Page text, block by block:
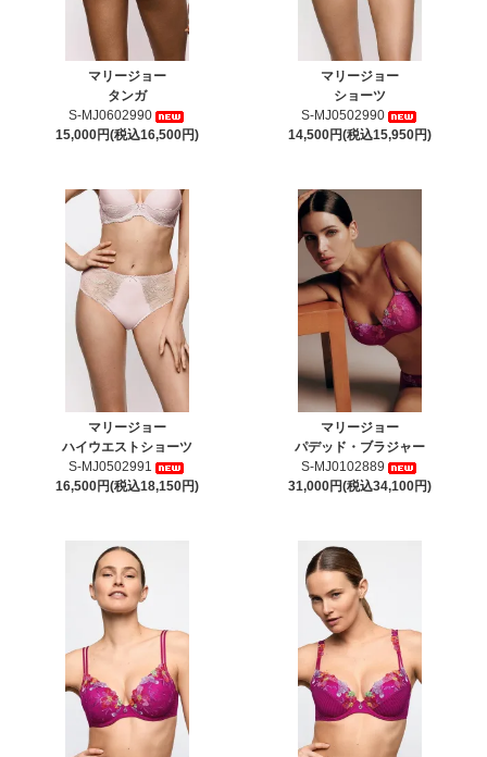
マリージョー
タンガ
S-MJ0602990
15,000円(税込16,500円)
マリージョー
ショーツ
S-MJ0502990
14,500円(税込15,950円)
マリージョー
ハイウエストショーツ
S-MJ0502991
16,500円(税込18,150円)
マリージョー
パデッド・ブラジャー
S-MJ0102889
31,000円(税込34,100円)